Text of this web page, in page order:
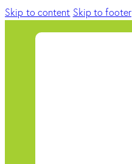
Skip to content Skip to footer